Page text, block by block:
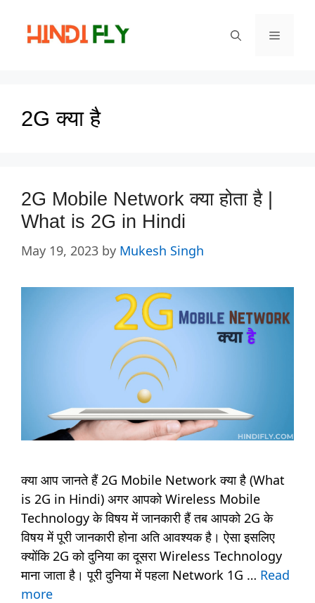
content
Menu
2G क्या है
2G Mobile Network क्या होता है |
What is 2G in Hindi
May 19, 2023 by Mukesh Singh
क्या आप जानते हैं 2G Mobile Network क्या है (What
is 2G in Hindi) अगर आपको Wireless Mobile
Technology के विषय में जानकारी हैं तब आपको 2G के
विषय में पूरी जानकारी होना अति आवश्यक है। ऐसा इसलिए
क्योंकि 2G को दुनिया का दूसरा Wireless Technology
माना जाता है। पूरी दुनिया में पहला Network 1G … Read
more